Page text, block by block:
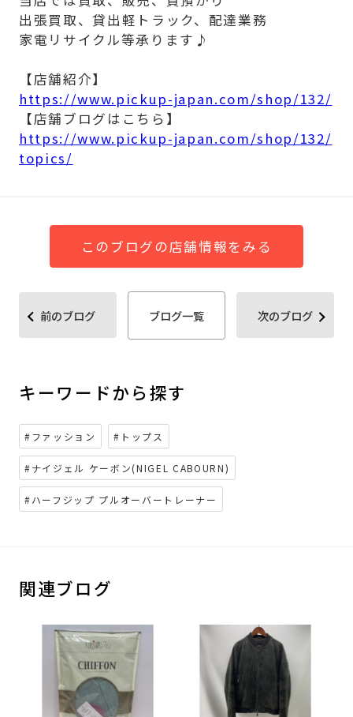
出張買取、貸出軽トラック、配達業務
家電リサイクル等承ります♪
【店舗紹介】
https://www.pickup-japan.com/shop/132/
【店舗ブログはこちら】
https://www.pickup-japan.com/shop/132/
topics/
このブログの店舗情報をみる
前のブログ ブログ一覧 次のブログ
キーワードから探す
#ファッション #トップス
#ナイジェル ケーボン(NIGEL CABOURN)
#ハーフジップ プルオーバートレーナー
関連ブログ